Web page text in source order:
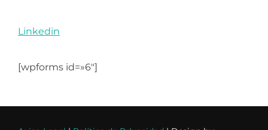
Linkedin
[wpforms id=»6″]